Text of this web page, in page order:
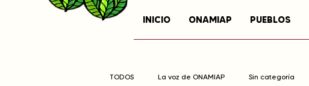
INICIO ONAMIAP PUEBLOS
TODOS La voz de ONAMIAP Sin categoría